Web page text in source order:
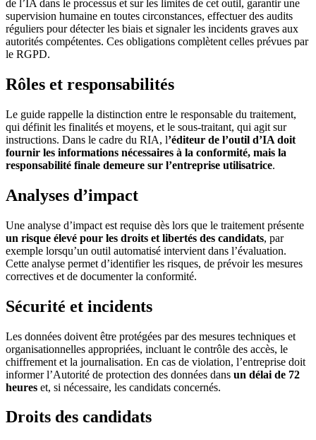
de l’IA dans le processus et sur les limites de cet outil, garantir une
supervision humaine en toutes circonstances, effectuer des audits
réguliers pour détecter les biais et signaler les incidents graves aux
autorités compétentes. Ces obligations complètent celles prévues par
le RGPD.
Rôles et responsabilités
Le guide rappelle la distinction entre le responsable du traitement,
qui définit les finalités et moyens, et le sous-traitant, qui agit sur
instructions. Dans le cadre du RIA, l’éditeur de l’outil d’IA doit
fournir les informations nécessaires à la conformité, mais la
responsabilité finale demeure sur l’entreprise utilisatrice.
Analyses d’impact
Une analyse d’impact est requise dès lors que le traitement présente
un risque élevé pour les droits et libertés des candidats, par
exemple lorsqu’un outil automatisé intervient dans l’évaluation.
Cette analyse permet d’identifier les risques, de prévoir les mesures
correctives et de documenter la conformité.
Sécurité et incidents
Les données doivent être protégées par des mesures techniques et
organisationnelles appropriées, incluant le contrôle des accès, le
chiffrement et la journalisation. En cas de violation, l’entreprise doit
informer l’Autorité de protection des données dans un délai de 72
heures et, si nécessaire, les candidats concernés.
Droits des candidats